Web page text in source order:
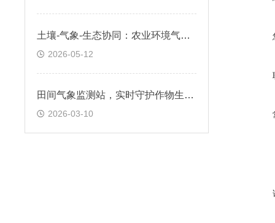
土壤-气象-生态协同：农业环境气象站，支持可持续农业实践
2026-05-12
田间气象监测站，实时守护作物生长环境
2026-03-10